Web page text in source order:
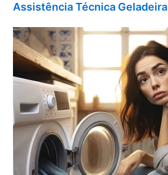
Assistência Técnica Geladeira